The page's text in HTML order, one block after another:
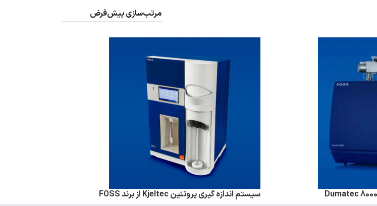
سیستم اندازه گیری پروتئین Kjeltec از برند FOSS